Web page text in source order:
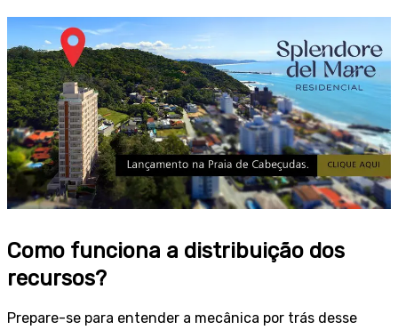
Como funciona a distribuição dos
recursos?
Prepare-se para entender a mecânica por trás desse